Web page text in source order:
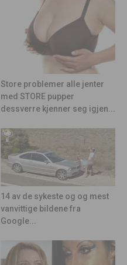
Store problemer alle jenter
med STORE pupper
dessverre kjenner seg igjen...
14 av de sykeste og og mest
vanvittige bildene fra
Google...